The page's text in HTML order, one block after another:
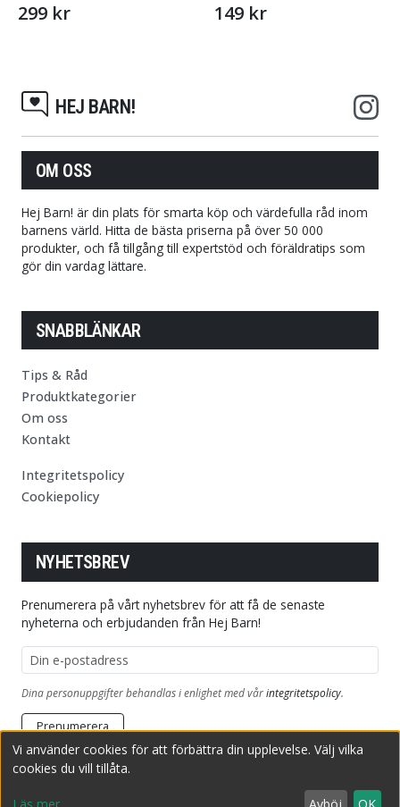
299 kr 149 kr
HEJ BARN!
OM OSS
Hej Barn! är din plats för smarta köp och värdefulla råd inom
barnens värld. Hitta de bästa priserna på över 50 000
produkter, och få tillgång till expertstöd och föräldratips som
gör din vardag lättare.
SNABBLÄNKAR
Tips & Råd
Produktkategorier
Om oss
Kontakt
Integritetspolicy
Cookiepolicy
NYHETSBREV
Prenumerera på vårt nyhetsbrev för att få de senaste
nyheterna och erbjudanden från Hej Barn!
E-postadress
Dina personuppgifter behandlas i enlighet med vårintegritetspolicy.
Prenumerera
Producerad av Adrila Sweden AB
Vi använder cookies för att förbättra din upplevelse. Välj vilka
cookies du vill tillåta.